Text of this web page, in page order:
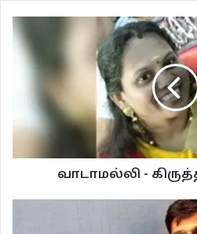
ஜேம்ஸ்பாண்ட் பிஜிஎம்மை மனதில்
வீட்டிற்குள் நுழைந்தோம். பிரபு மொத்தம்
முன் வைத்தான். ஒரு ஆர்வக் கோளாறில்
என்பது போல நானும் முரளியும்
நிறைவேற்ற ஆல்பம் ஆல்பமாகத் திறந்து
ஏதேனும் சொருகப்பட்டிருக்கிறதா
புகைப்பத்திற்குப் பின்னால்
வாடாமல்லி -